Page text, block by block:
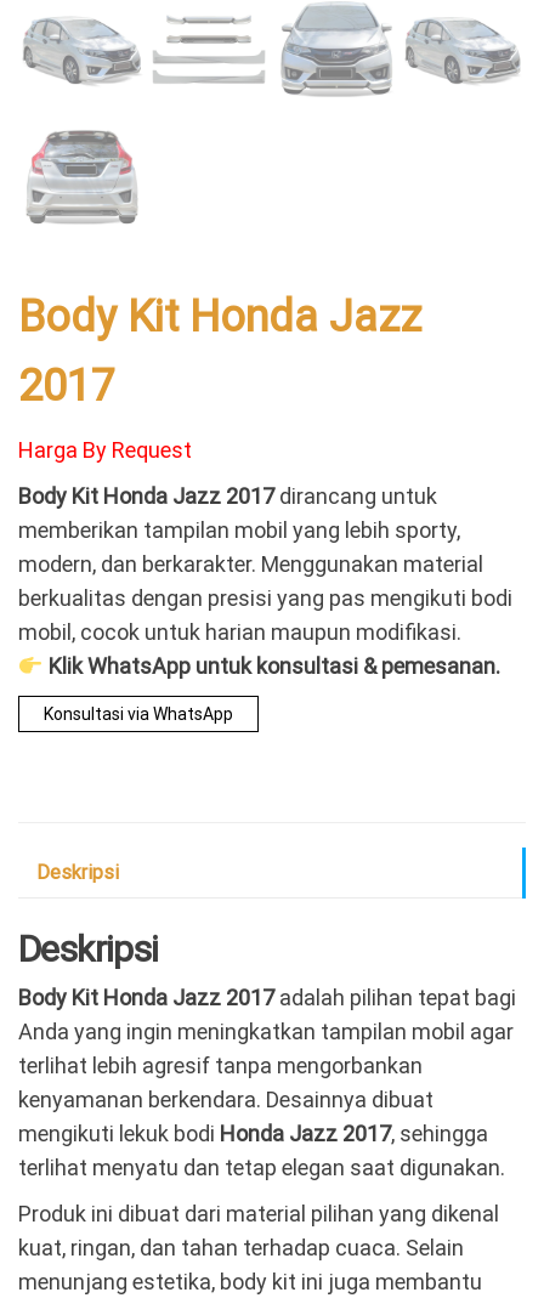
Body Kit Honda Jazz
2017
Harga By Request
Body Kit Honda Jazz 2017dirancang untuk
memberikan tampilan mobil yang lebih sporty,
modern, dan berkarakter. Menggunakan material
berkualitas dengan presisi yang pas mengikuti bodi
mobil, cocok untuk harian maupun modifikasi.
Klik WhatsApp untuk konsultasi & pemesanan.
Konsultasi via WhatsApp
Deskripsi
Deskripsi
Body Kit Honda Jazz 2017adalah pilihan tepat bagi
Anda yang ingin meningkatkan tampilan mobil agar
terlihat lebih agresif tanpa mengorbankan
kenyamanan berkendara. Desainnya dibuat
mengikuti lekuk bodi Honda Jazz 2017, sehingga
terlihat menyatu dan tetap elegan saat digunakan.
Produk ini dibuat dari material pilihan yang dikenal
kuat, ringan, dan tahan terhadap cuaca. Selain
menunjang estetika, body kit ini juga membantu